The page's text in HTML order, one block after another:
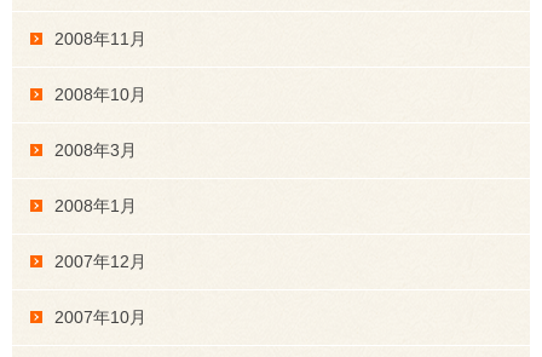
2008年11月
2008年10月
2008年3月
2008年1月
2007年12月
2007年10月